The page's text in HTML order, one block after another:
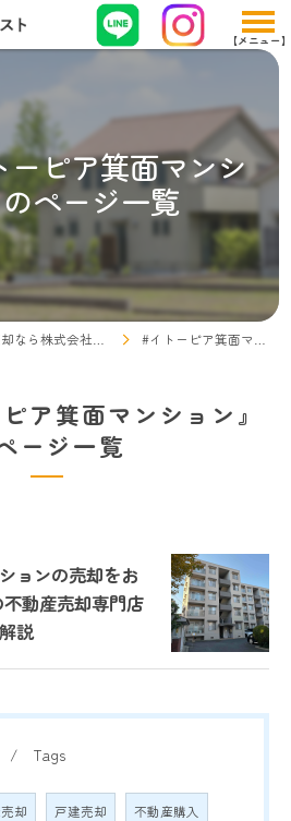
ピア箕面マンシ
ページ一覧
#イトーピア箕面マンション
ア箕面マンション』
ージ一覧
ョンの売却をお
動産売却専門店
説
Tags
却 戸建売却 不動産購入